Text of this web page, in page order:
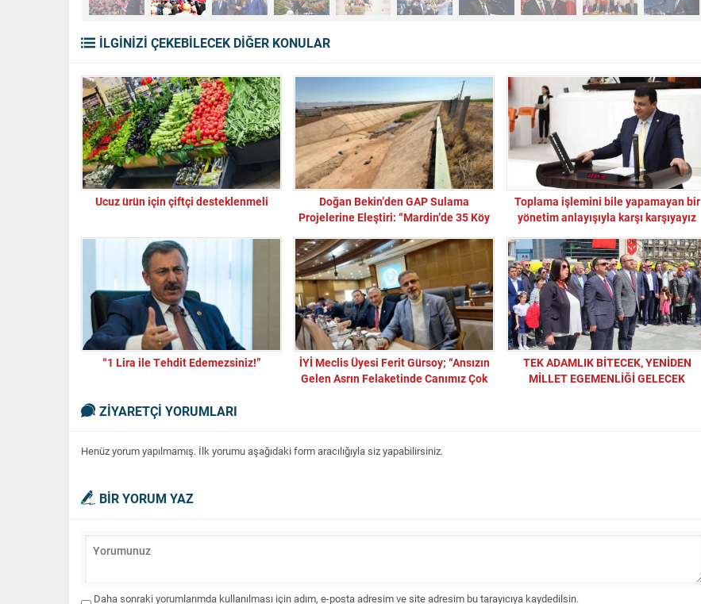
İLGİNİZİ ÇEKEBİLECEK DİĞER KONULAR
Ucuz ürün için çiftçi desteklenmeli
Doğan Bekin’den GAP Sulama
Projelerine Eleştiri: “Mardin’de 35 Köy
Toplama işlemini bile yapamayan bir
yönetim anlayışıyla karşı karşıyayız
“1 Lira ile Tehdit Edemezsiniz!”
İYİ Meclis Üyesi Ferit Gürsoy; “Ansızın
Gelen Asrın Felaketinde Canımız Çok
TEK ADAMLIK BİTECEK, YENİDEN
MİLLET EGEMENLİĞİ GELECEK
ZİYARETÇİ YORUMLARI
Henüz yorum yapılmamış. İlk yorumu aşağıdaki form aracılığıyla siz yapabilirsiniz.
BİR YORUM YAZ
Daha sonraki yorumlarımda kullanılması için adım, e-posta adresim ve site adresim bu tarayıcıya kaydedilsin.